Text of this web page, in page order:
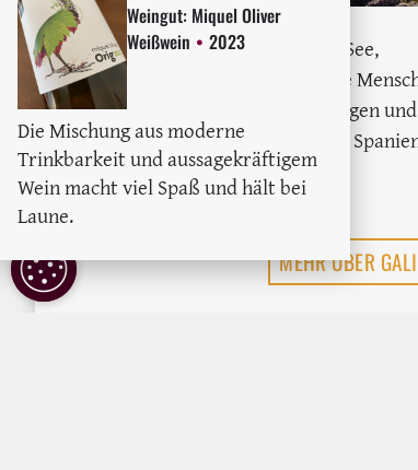
COOKIE
EINSTELLUNGEN
Grüne Wälder, eine stürmische See,
Fabelwesen und in sich gekehrte
Kühle Sommer, Pilgerwanderungen und
starker Kaffeelikör. Auch das ist
Weiterlesen: Weg von den
MEHR ÜBER
Weingut: Miquel Oliver
Weißwein
2023
Die Mischung aus moderne
Trinkbarkeit und aussagekräftigem
Wein macht viel Spaß und hält bei
Laune.